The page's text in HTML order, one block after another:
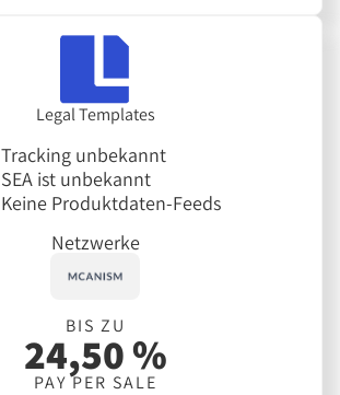
Legal Templates
Tracking unbekannt
SEA ist unbekannt
Keine Produktdaten-Feeds
Netzwerke
BIS ZU
24,50 %
PAY PER SALE